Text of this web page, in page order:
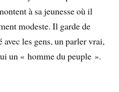
à sa jeunesse où il
modeste. Il garde de
les gens, un parler vrai,
un « homme du peuple ».